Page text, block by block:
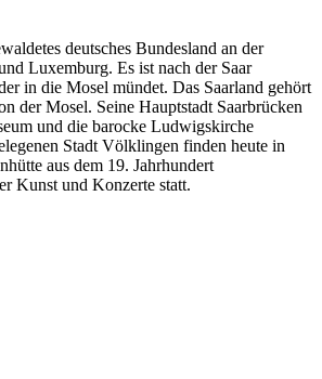
deutsches Bundesland an der
Luxemburg. Es ist nach der Saar
in die Mosel mündet. Das Saarland gehört
der Mosel. Seine Hauptstadt Saarbrücken
und die barocke Ludwigskirche
Stadt Völklingen finden heute in
aus dem 19. Jahrhundert
Kunst und Konzerte statt.